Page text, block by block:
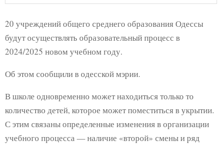
20 учреждений общего среднего образования Одессы
будут осуществлять образовательный процесс в
2024/2025 новом учебном году.
Об этом сообщили в одесской мэрии.
В школе одновременно может находиться только то
количество детей, которое может поместиться в укрытии.
С этим связаны определенные изменения в организации
учебного процесса — наличие «второй» смены и ряд